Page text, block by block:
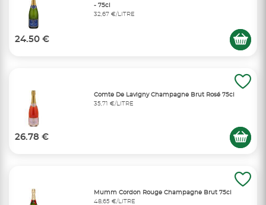
- 75cl
32,67 €/LITRE
24.50 €
Comte De Lavigny Champagne Brut Rosé 75cl
35,71 €/LITRE
26.78 €
Mumm Cordon Rouge Champagne Brut 75cl
48,65 €/LITRE